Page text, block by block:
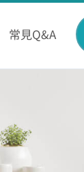
常見Q&A